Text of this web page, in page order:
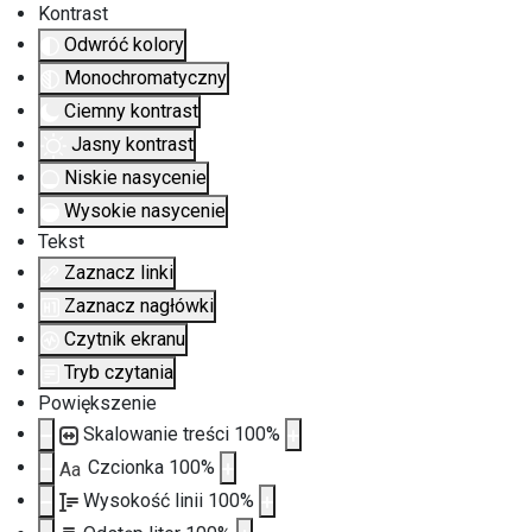
Kontrast
Odwróć kolory
Monochromatyczny
Ciemny kontrast
Jasny kontrast
Niskie nasycenie
Wysokie nasycenie
Tekst
Zaznacz linki
Zaznacz nagłówki
Czytnik ekranu
Tryb czytania
Powiększenie
Skalowanie treści 100%
Aa Czcionka 100%
Wysokość linii 100%